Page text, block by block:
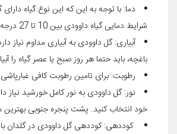
دما: با توجه به این که این نوع گیاه
شرایط دمایی گیاه داوودی بین 10 تا 27 درجه متغییر می باشد.
آبیاری: گل داوودی به آبیاری مداوم
باغچه، باید حتما هر روز صبح یا عصر گیاه را
رطوبت: برای تامین رطوبت کافی
نور: گل داوودی به نور کامل خورشید
خود انتخاب کنید. پشت پنجره جنوبی بهترین
کوددهی: کوددهی گل داوودی در گلدان